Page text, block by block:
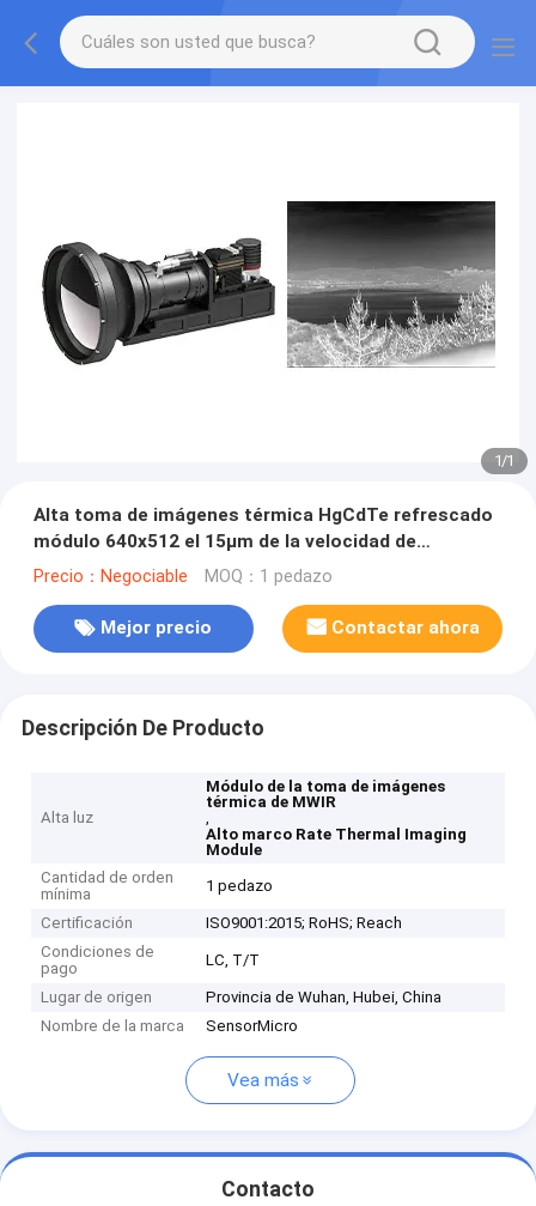
1/1
Alta toma de imágenes térmica HgCdTe refrescado
módulo 640x512 el 15μm de la velocidad de
fotogramas MWIR
Precio：Negociable MOQ：1 pedazo
Mejor precio Contactar ahora
Descripción De Producto
Alta luz
Módulo de la toma de imágenes
térmica de MWIR
,
Alto marco Rate Thermal Imaging
Module
Cantidad de orden
mínima
1 pedazo
Certificación
ISO9001:2015; RoHS; Reach
Condiciones de
pago
LC, T/T
Lugar de origen
Provincia de Wuhan, Hubei, China
Nombre de la marca
SensorMicro
Vea más
Contacto